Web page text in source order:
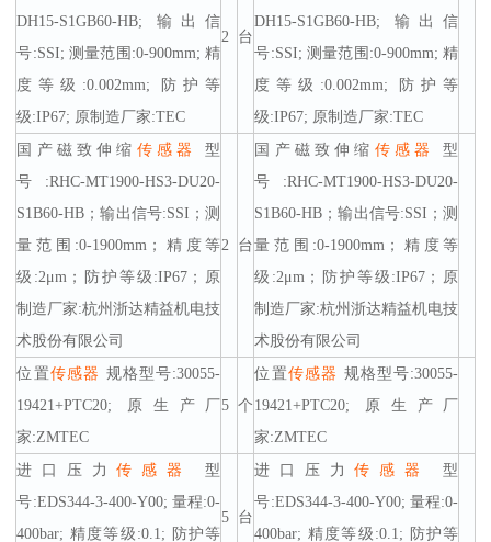
DH15-S1GB60-HB; 输出信
号:SSI; 测量范围:0-900mm; 精
度等级:0.002mm; 防护等
级:IP67; 原制造厂家:TEC
2 台
DH15-S1GB60-HB; 输出信
号:SSI; 测量范围:0-900mm; 精
度等级:0.002mm; 防护等
级:IP67; 原制造厂家:TEC
国产磁致伸缩 传感器
型
号:RHC-MT1900-HS3-DU20-
S1B60-HB；输出信号:SSI；测
量范围:0-1900mm；精度等
级:2μm；防护等级:IP67；原
制造厂家:杭州浙达精益机电技
术股份有限公司
2 台
国产磁致伸缩 传感器
型
号:RHC-MT1900-HS3-DU20-
S1B60-HB；输出信号:SSI；测
量范围:0-1900mm；精度等
级:2μm；防护等级:IP67；原
制造厂家:杭州浙达精益机电技
术股份有限公司
位置传感器 规格型号:30055-
19421+PTC20; 原生产厂
家:ZMTEC
5 个
位置传感器 规格型号:30055-
19421+PTC20; 原生产厂
家:ZMTEC
进口压力传感器
型
号:EDS344-3-400-Y00; 量程:0-
400bar; 精度等级:0.1; 防护等
5 台
进口压力传感器
型
号:EDS344-3-400-Y00; 量程:0-
400bar; 精度等级:0.1; 防护等